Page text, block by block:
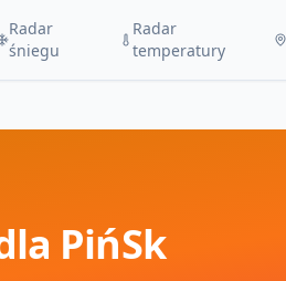
Radar
śniegu
Radar
temperatury
PińSk